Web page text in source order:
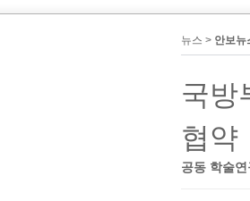
뉴스 > 안보뉴
국방
협약
공동 학술